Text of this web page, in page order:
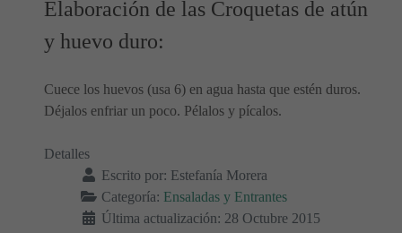
Elaboración de las Croquetas de atún
y huevo duro:
Cuece los huevos (usa 6) en agua hasta que estén duros.
Déjalos enfriar un poco. Pélalos y pícalos.
Detalles
Escrito por: Estefanía Morera
Categoría: Ensaladas y Entrantes
Última actualización: 28 Octubre 2015